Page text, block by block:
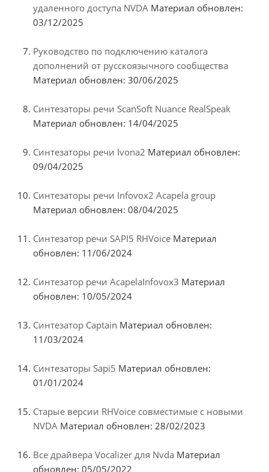
удаленного доступа NVDA Материал обновлен:
03/12/2025
Руководство по подключению каталога
дополнений от русскоязычного сообщества
Материал обновлен: 30/06/2025
Синтезаторы речи ScanSoft Nuance RealSpeak
Материал обновлен: 14/04/2025
Синтезаторы речи Ivona2 Материал обновлен:
09/04/2025
Синтезаторы речи Infovox2 Acapela group
Материал обновлен: 08/04/2025
Синтезатор речи SAPI5 RHVoice Материал
обновлен: 11/06/2024
Синтезатор речи AcapelaInfovox3 Материал
обновлен: 10/05/2024
Синтезатор Captain Материал обновлен:
11/03/2024
Синтезаторы Sapi5 Материал обновлен:
01/01/2024
Старые версии RHVoice совместимые с новыми
NVDA Материал обновлен: 28/02/2023
Все драйвера Vocalizer для Nvda Материал
обновлен: 05/05/2022